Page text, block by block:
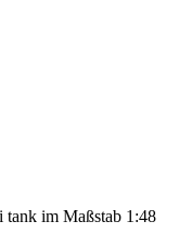
tank im Maßstab 1:48